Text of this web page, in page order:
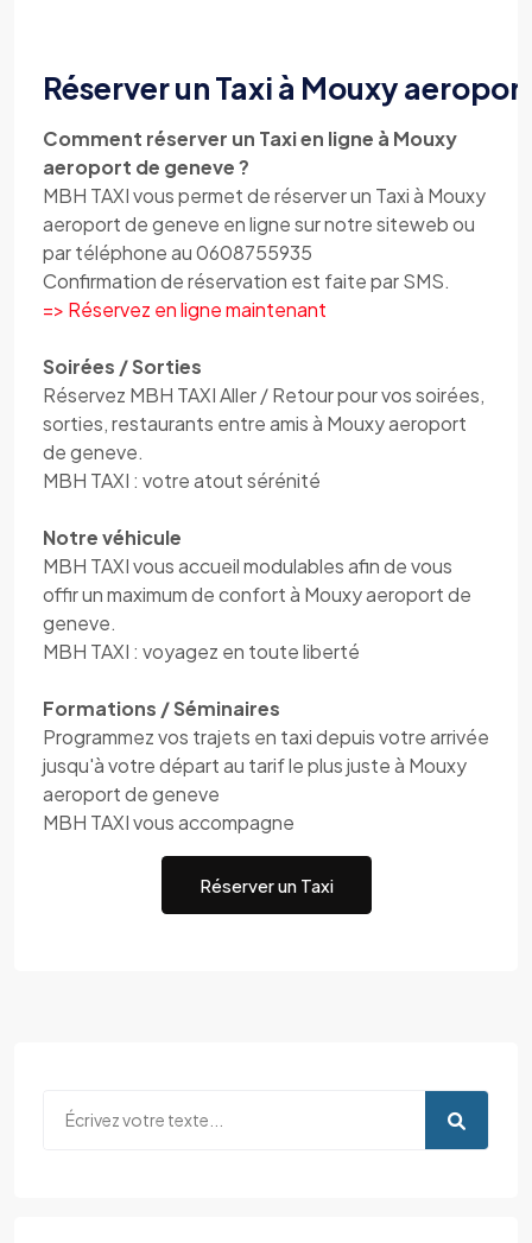
Réserver un Taxi à Mouxy
Comment réserver un Taxi en ligne à Mouxy
aeroport de geneve ?
MBH TAXI vous permet de réserver un Taxi à Mouxy
aeroport de geneve en ligne sur notre siteweb ou
par téléphone au 0608755935
Confirmation de réservation est faite par SMS.
=> Réservez en ligne maintenant
Soirées / Sorties
Réservez MBH TAXI Aller / Retour pour vos soirées,
sorties, restaurants entre amis à Mouxy aeroport
de geneve.
MBH TAXI : votre atout sérénité
Notre véhicule
MBH TAXI vous accueil modulables afin de vous
offir un maximum de confort à Mouxy aeroport de
geneve.
MBH TAXI : voyagez en toute liberté
Formations / Séminaires
Programmez vos trajets en taxi depuis votre arrivée
jusqu'à votre départ au tarif le plus juste à Mouxy
aeroport de geneve
MBH TAXI vous accompagne
Réserver un Taxi